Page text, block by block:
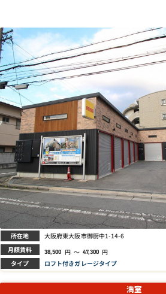
所在地 大阪府東大阪市御厨中1-14-6
月額賃料 38,500 円 ～ 47,300 円
タイプ ロフト付きガレージタイプ
満室